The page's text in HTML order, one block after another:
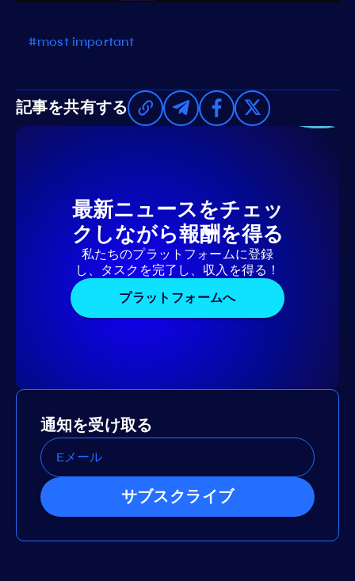
#most important
記事を共有する
最新ニュースをチェッ
クしながら報酬を得る
私たちのプラットフォームに登録
し、タスクを完了し、収入を得る！
プラットフォームへ
通知を受け取る
サブスクライブ